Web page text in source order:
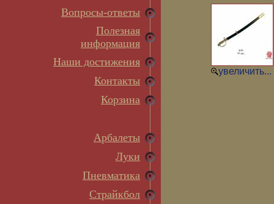
Вопросы-ответы
Полезная
информация
Наши достижения
Контакты
Корзина
Арбалеты
Луки
Пневматика
Страйкбол
увеличить...